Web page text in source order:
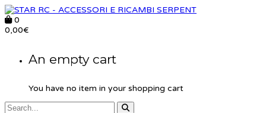
0
0,00€
An empty cart
You have no item in your shopping cart